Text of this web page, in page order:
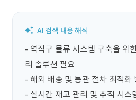
- 역직구 물류 시스템 구축을 위
리 솔루션 필요
- 해외 배송 및 통관 절차 최적화
- 실시간 재고 관리 및 추적 시스